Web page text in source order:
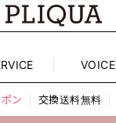
VOICE
ン 交換送料無料